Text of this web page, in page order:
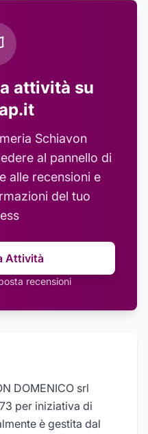
attività su
Schiavon
al pannello di
alle recensioni e
del tuo
Attività
recensioni
DOMENICO srl
per iniziativa di
è gestita dal